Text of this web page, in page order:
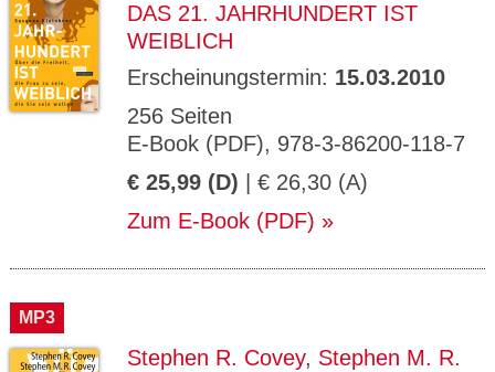
DAS 21. JAHRHUNDERT IST
WEIBLICH
Erscheinungstermin: 15.03.2010
256 Seiten
E-Book (PDF), 978-3-86200-118-7
€ 25,99 (D) | € 26,30 (A)
Zum E-Book (PDF)
MP3
Stephen R. Covey, Stephen M. R.